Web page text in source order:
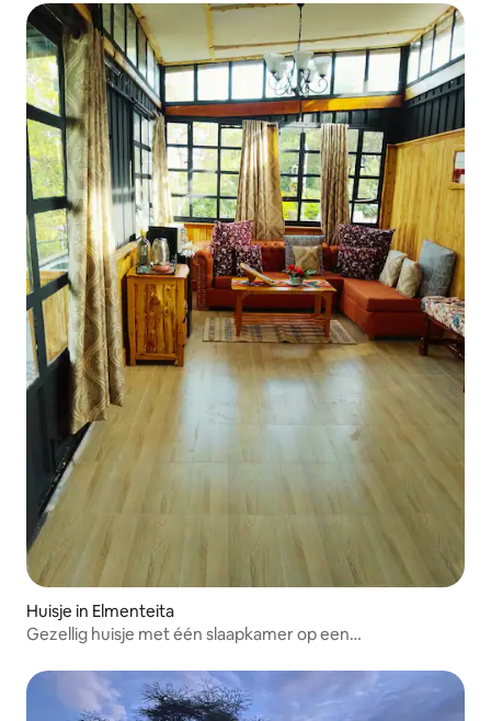
Huisje in Elmenteita
Gezellig huisje met één slaapkamer op een